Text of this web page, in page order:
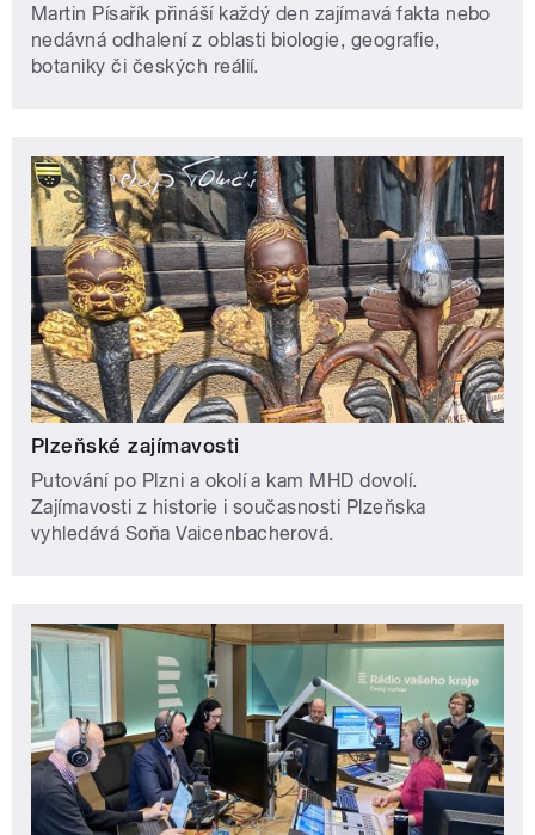
Martin Písařík přináší každý den zajímavá fakta nebo
nedávná odhalení z oblasti biologie, geografie,
botaniky či českých reálií.
Plzeňské zajímavosti
Putování po Plzni a okolí a kam MHD dovolí.
Zajímavosti z historie i současnosti Plzeňska
vyhledává Soňa Vaicenbacherová.